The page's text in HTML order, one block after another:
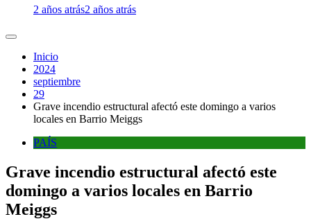
2 años atrás2 años atrás
Inicio
2024
septiembre
29
Grave incendio estructural afectó este domingo a varios
locales en Barrio Meiggs
PAÍS
Grave incendio estructural afectó este
domingo a varios locales en Barrio
Meiggs